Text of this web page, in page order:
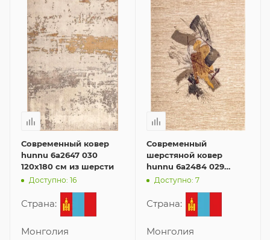
Современный ковер
hunnu 6a2647 030
120x180 см из шерсти
Доступно: 16
Страна:
Монголия
Современный
шерстяной ковер
hunnu 6a2484 029
140x200 см
Доступно: 7
Страна:
Монголия